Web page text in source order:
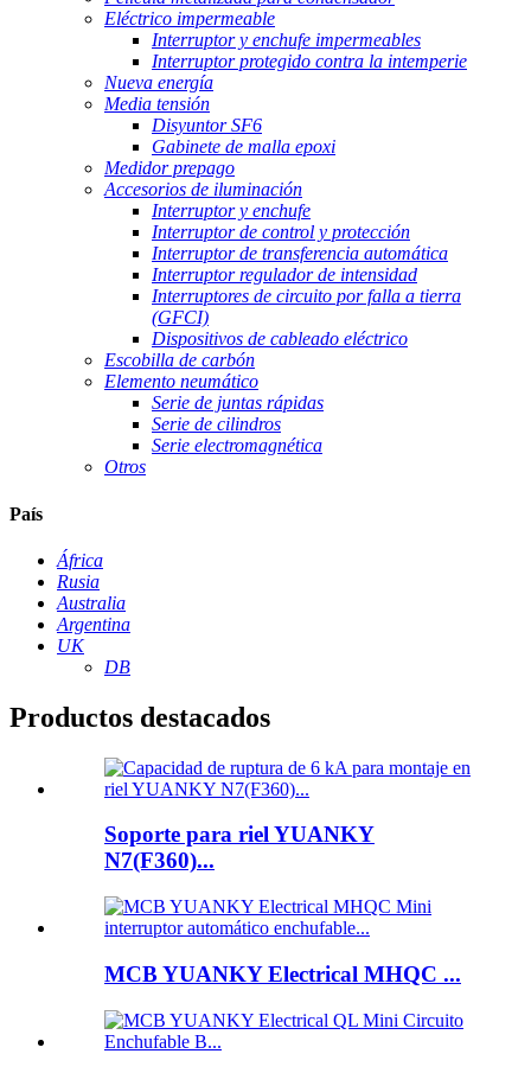
Eléctrico impermeable
Interruptor y enchufe impermeables
Interruptor protegido contra la intemperie
Nueva energía
Media tensión
Disyuntor SF6
Gabinete de malla epoxi
Medidor prepago
Accesorios de iluminación
Interruptor y enchufe
Interruptor de control y protección
Interruptor de transferencia automática
Interruptor regulador de intensidad
Interruptores de circuito por falla a tierra
(GFCI)
Dispositivos de cableado eléctrico
Escobilla de carbón
Elemento neumático
Serie de juntas rápidas
Serie de cilindros
Serie electromagnética
Otros
País
África
Rusia
Australia
Argentina
UK
DB
Productos destacados
Soporte para riel YUANKY
N7(F360)...
MCB YUANKY Electrical MHQC ...